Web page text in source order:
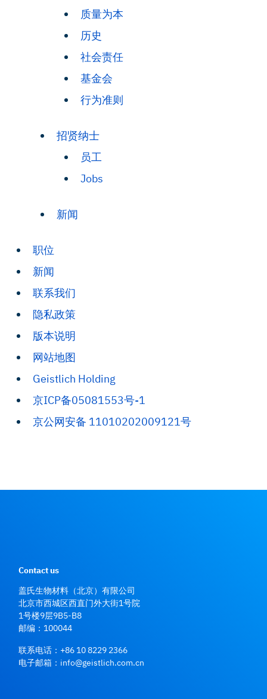
质量为本
历史
社会责任
基金会
行为准则
招贤纳士
员工
Jobs
新闻
职位
新闻
联系我们
隐私政策
版本说明
网站地图
Geistlich Holding
京ICP备05081553号-1
京公网安备 11010202009121号
Contact us
盖氏生物材料（北京）有限公司
北京市西城区西直门外大街1号院
1号楼9层9B5-B8
邮编：100044
联系电话： +86 10 8229 2366
电子邮箱： info@geistlich.com.cn